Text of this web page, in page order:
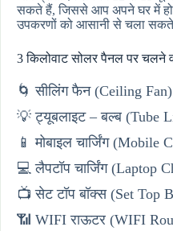
सकते हैं, जिससे आप अपने घर में
उपकरणों को आसानी से चला
3 किलोवाट सोलर पैनल पर चलने
🌀 सीलिंग फैन (Ceiling Fan)
💡 ट्यूबलाइट – बल्ब (Tube
📱 मोबाइल चार्जिंग (Mobile
💻 लैपटॉप चार्जिंग (Laptop
📺 सेट टॉप बॉक्स (Set Top
📶 WIFI राऊटर (WIFI